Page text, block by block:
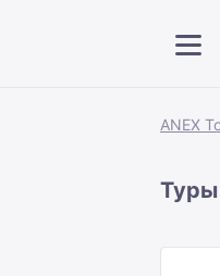
ANEX
Туры